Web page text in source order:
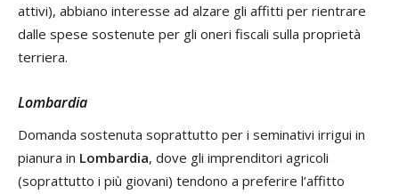
attivi), abbiano interesse ad alzare gli affitti per rientrare
dalle spese sostenute per gli oneri fiscali sulla proprietà
terriera.
Lombardia
Domanda sostenuta soprattutto per i seminativi irrigui in
pianura in Lombardia, dove gli imprenditori agricoli
(soprattutto i più giovani) tendono a preferire l’affitto